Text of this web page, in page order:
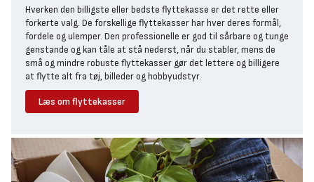
Hverken den billigste eller bedste flyttekasse er det rette eller
forkerte valg. De forskellige flyttekasser har hver deres formål,
fordele og ulemper. Den professionelle er god til sårbare og tunge
genstande og kan tåle at stå nederst, når du stabler, mens de
små og mindre robuste flyttekasser gør det lettere og billigere
at flytte alt fra tøj, billeder og hobbyudstyr.
Tungt og sårbart skal i en professionel
Den absolut bedste flyttekasse er Bygmas "professionel"
flyttekasse, som er fremstillet i betydeligt tykkere pap og derfor
har en meget robust konstruktion.
Læs om flyttekasser